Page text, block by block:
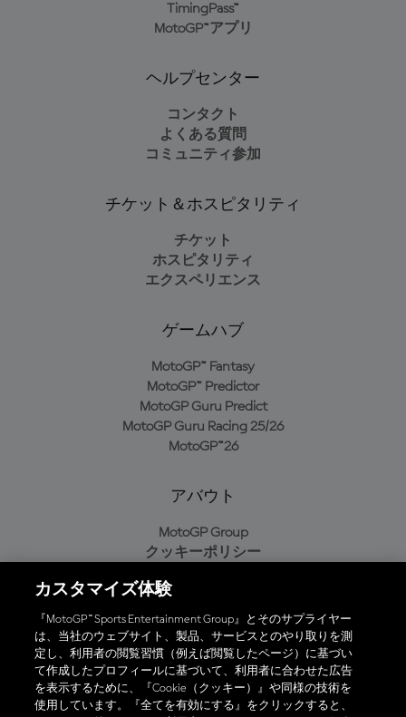
TimingPass™
MotoGP™アプリ
ヘルプセンター
コンタクト
よくある質問
コミュニティ参加
チケット＆ホスピタリティ
チケット
ホスピタリティ
エクスペリエンス
ゲームハブ
MotoGP™ Fantasy
MotoGP™ Predictor
MotoGP Guru Predict
MotoGP Guru Racing 25/26
MotoGP™26
アバウト
MotoGP Group
クッキーポリシー
プライバシーポリシー
購入ポリシー
オフィシャルアプリ
カスタマイズ体験
『MotoGP™ Sports Entertainment Group』とそのサプライヤー
は、当社のウェブサイト、製品、サービスとのやり取りを測
定し、利用者の閲覧習慣（例えば閲覧したページ）に基づい
て作成したプロフィールに基づいて、利用者に合わせた広告
を表示するために、『Cookie（クッキー）』や同様の技術を
使用しています。『全てを有効にする』をクリックすると、